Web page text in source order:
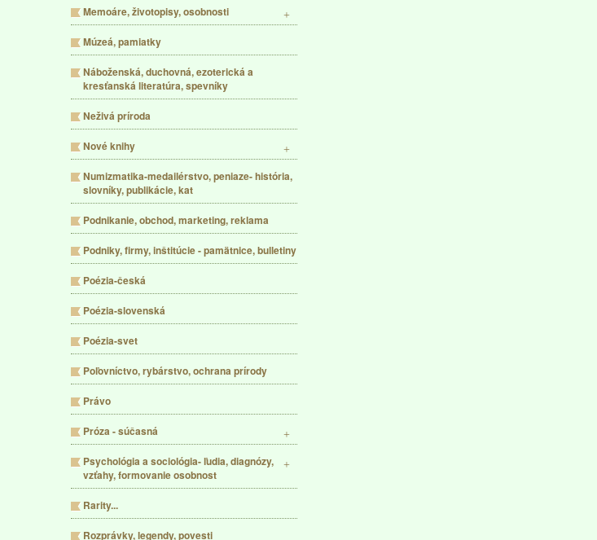
Memoáre, životopisy, osobnosti
Múzeá, pamiatky
Náboženská, duchovná, ezoterická a
kresťanská literatúra, spevníky
Neživá príroda
Nové knihy
Numizmatika-medailérstvo, peniaze- história,
slovníky, publikácie, kat
Podnikanie, obchod, marketing, reklama
Podniky, firmy, inštitúcie - pamätnice, bulletiny
Poézia-česká
Poézia-slovenská
Poézia-svet
Poľovníctvo, rybárstvo, ochrana prírody
Právo
Próza - súčasná
Psychológia a sociológia- ľudia, diagnózy,
vzťahy, formovanie osobnost
Rarity...
Rozprávky, legendy, povesti